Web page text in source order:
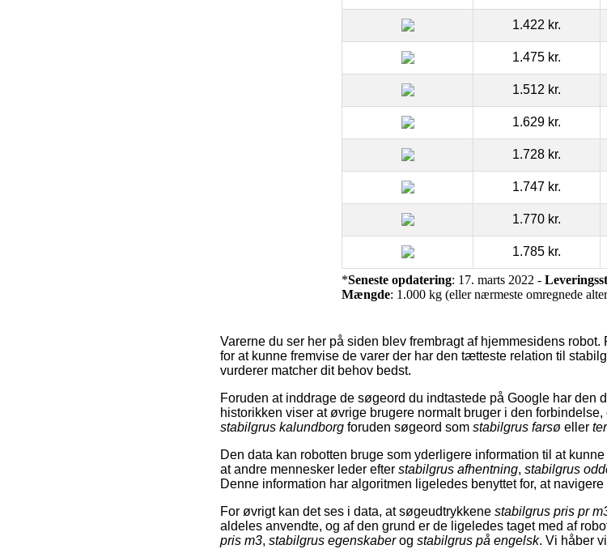
1.422 kr.
1.475 kr.
1.512 kr.
1.629 kr.
1.728 kr.
1.747 kr.
1.770 kr.
1.785 kr.
*Seneste opdatering: 17. marts 2022 -
Mængde: 1.000 kg (eller nærmeste omregnede
Varerne du ser her på siden blev frembragt af hjemmesidens
for at kunne fremvise de varer der har den tætteste relation til
vurderer matcher dit behov bedst.
Foruden at inddrage de søgeord du indtastede på Google har den
historikken viser at øvrige brugere normalt bruger i den
stabilgrus kalundborg foruden søgeord som stabilgrus farsø eller
Den data kan robotten bruge som yderligere information til at
at andre mennesker leder efter stabilgrus afhentning, stabilgrus
Denne information har algoritmen ligeledes benyttet for, at
For øvrigt kan det ses i data, at søgeudtrykkene stabilgrus pris pr
aldeles anvendte, og af den grund er de ligeledes taget med af
pris m3, stabilgrus egenskaberog stabilgrus på engelsk. Vi håber